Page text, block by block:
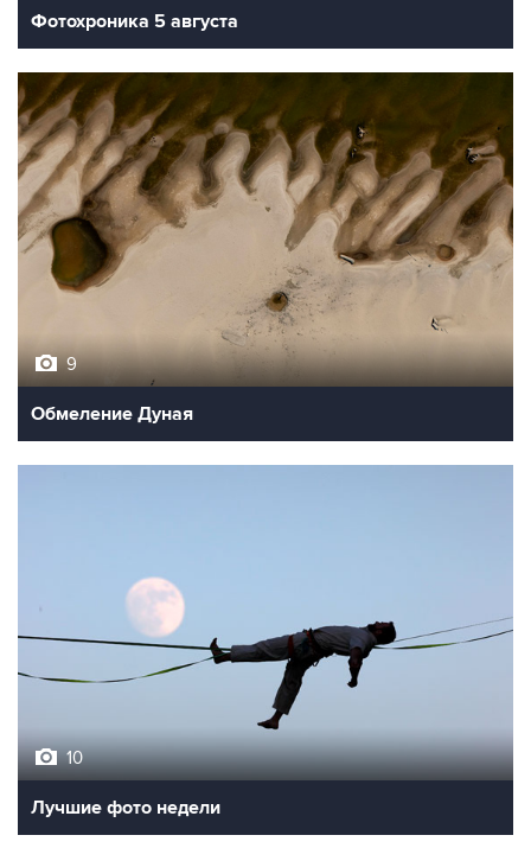
Фотохроника 5 августа
9
Обмеление Дуная
10
Лучшие фото недели